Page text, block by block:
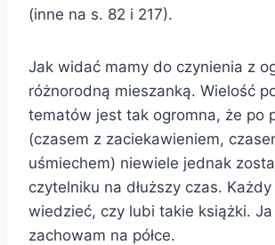
(inne na s. 82 i 217).
Jak widać mamy do czynienia z
różnorodną mieszanką. Wielość
tematów jest tak ogromna, że po
(czasem z zaciekawieniem,
uśmiechem) niewiele jednak
czytelniku na dłuższy czas.
wiedzieć, czy lubi takie książki. Ja
zachowam na półce.